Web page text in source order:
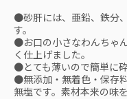
●砂肝には、亜鉛、鉄分
す。
●お口の小さなわんちゃ
く仕上げました。
●とても薄いので簡単に
●無添加・無着色・保存
無塩です。素材本来の味